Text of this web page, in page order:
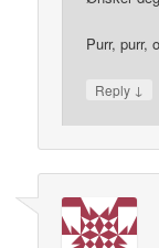
Purr, purr,
Reply ↓